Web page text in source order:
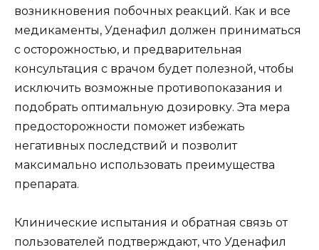
возникновения побочных реакций. Как и все
медикаменты, Уденафил должен приниматься
с осторожностью, и предварительная
консультация с врачом будет полезной, чтобы
исключить возможные противопоказания и
подобрать оптимальную дозировку. Эта мера
предосторожности поможет избежать
негативных последствий и позволит
максимально использовать преимущества
препарата.
Клинические испытания и обратная связь от
пользователей подтверждают, что Уденафил